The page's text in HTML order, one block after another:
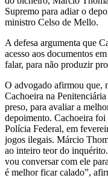
Supremo para adiar o
ministro Celso de Mello.
A defesa argumenta que
acesso aos documentos
falar, para não produzir
O advogado afirmou que,
Cachoeira na
preso, para avaliar a
depoimento. Cachoeira
Polícia Federal, em
jogos ilegais. Márcio
ao inteiro teor do
vou conversar com ele
é melhor ficar calado”,